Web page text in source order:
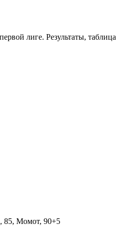
лиге. Результаты, таблица
85, Момот, 90+5